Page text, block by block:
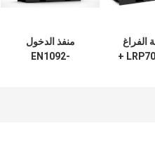
الفراغ
LRP700VSD +
منفذ الدخول
EN1092-